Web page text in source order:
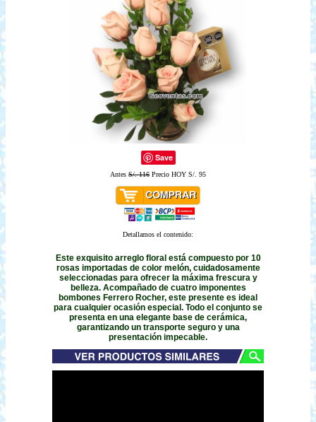
Save
Antes S/. 116 Precio HOY S/. 95
Detallamos el contenido:
Este exquisito arreglo floral está compuesto por 10
rosas importadas de color melón, cuidadosamente
seleccionadas para ofrecer la máxima frescura y
belleza. Acompañado de cuatro imponentes
bombones Ferrero Rocher, este presente es ideal
para cualquier ocasión especial. Todo el conjunto se
presenta en una elegante base de cerámica,
garantizando un transporte seguro y una
presentación impecable.